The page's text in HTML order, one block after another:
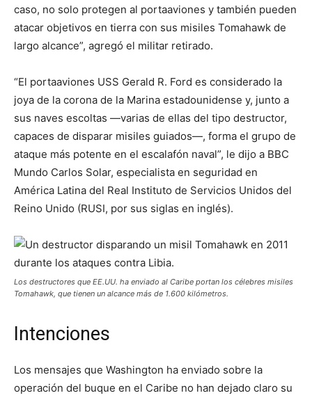
caso, no solo protegen al portaaviones y también pueden
atacar objetivos en tierra con sus misiles Tomahawk de
largo alcance”, agregó el militar retirado.
“El portaaviones USS Gerald R. Ford es considerado la
joya de la corona de la Marina estadounidense y, junto a
sus naves escoltas —varias de ellas del tipo destructor,
capaces de disparar misiles guiados—, forma el grupo de
ataque más potente en el escalafón naval”, le dijo a BBC
Mundo Carlos Solar, especialista en seguridad en
América Latina del Real Instituto de Servicios Unidos del
Reino Unido (RUSI, por sus siglas en inglés).
Los destructores que EE.UU. ha enviado al Caribe portan los célebres misiles
Tomahawk, que tienen un alcance más de 1.600 kilómetros.
Intenciones
Los mensajes que Washington ha enviado sobre la
operación del buque en el Caribe no han dejado claro su